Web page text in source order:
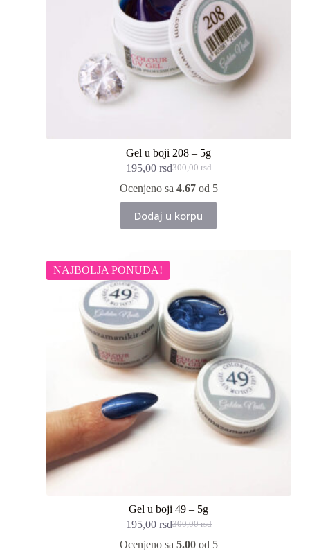
Gel u boji 208 – 5g
300,00rsd
Originalna
cena
bila:
300,00 rsd.
195,00 rsdTrenutna
cena
195,00 rsd.
Ocenjeno sa 4.67od 5
Dodaj u korpu
NAJBOLJA PONUDA!
Gel u boji 49 – 5g
300,00rsd
Originalna
cena
195,00 rsdTrenutna
cena
Ocenjeno sa 5.00od 5